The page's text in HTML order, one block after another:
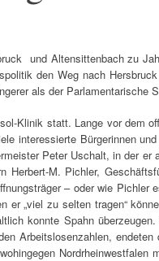
und Altensittenbach zu
den Weg nach
als der
Klinik statt. Lange vor dem
interessierte Bürgerinnen
Peter Uschalt, in der
Herbert-M. Pichler,
– oder wie Pichler
er „viel zu selten tragen“
konnte Spahn
Arbeitslosenzahlen,